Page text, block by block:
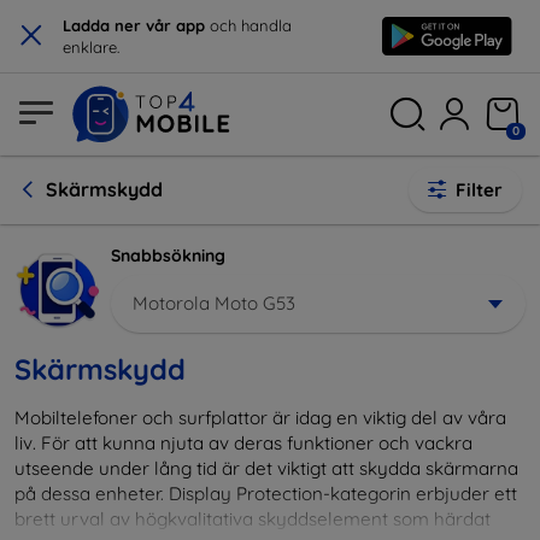
× Ladda ner vår app och handla
enklare.
0
Skärmskydd Filter
Snabbsökning
Motorola Moto G53
Skärmskydd
Mobiltelefoner och surfplattor är idag en viktig del av våra
liv. För att kunna njuta av deras funktioner och vackra
utseende under lång tid är det viktigt att skydda skärmarna
på dessa enheter. Display Protection-kategorin erbjuder ett
brett urval av högkvalitativa skyddselement som härdat